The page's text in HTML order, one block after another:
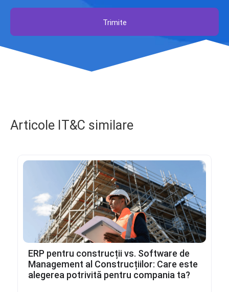
Trimite
Articole IT&C similare
ERP pentru construcții vs. Software de
Management al Construcțiilor: Care este
alegerea potrivită pentru compania ta?